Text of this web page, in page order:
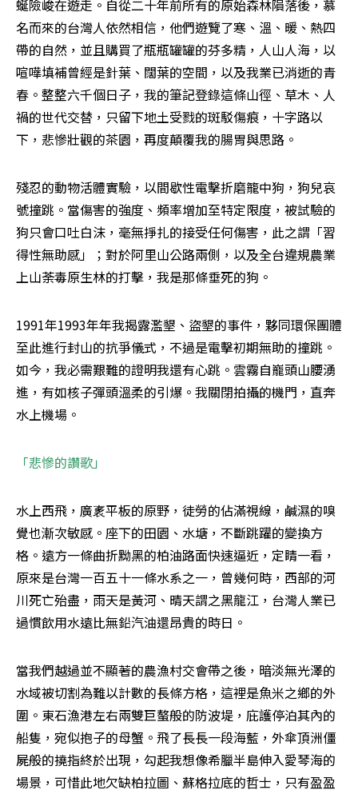
蜒險峻在遊走。自從二十年前所有的原始森林隕落後，慕
名而來的台灣人依然相信，他們遊覽了寒、溫、暖、熱四
帶的自然，並且購買了瓶瓶罐罐的芬多精，人山人海，以
喧嘩填補曾經是針葉、闊葉的空間，以及我業已消逝的青
春。整整六千個日子，我的筆記登錄這條山徑、草木、人
禍的世代交替，只留下地土受戮的斑駁傷痕，十字路以
下，悲慘壯觀的茶園，再度顛覆我的腸胃與思路。
殘忍的動物活體實驗，以間歇性電擊折磨籠中狗，狗兒哀
號撞跳。當傷害的強度、頻率增加至特定限度，被試驗的
狗只會口吐白沫，毫無掙扎的接受任何傷害，此之謂「習
得性無助感」；對於阿里山公路兩側，以及全台違規農業
上山荼毒原生林的打擊，我是那條垂死的狗。
1991年1993年年我揭露濫墾、盜墾的事件，夥同環保團體
至此進行封山的抗爭儀式，不過是電擊初期無助的撞跳。
如今，我必需艱難的證明我還有心跳。雲霧自巃頭山腰湧
進，有如核子彈頭溫柔的引爆。我關閉拍攝的機門，直奔
水上機場。
「悲慘的讚歌」
水上西飛，廣袲平板的原野，徒勞的佔滿視線，鹹濕的嗅
覺也漸次敏感。座下的田園、水塘，不斷跳躍的變換方
格。遠方一條曲折黝黑的柏油路面快速逼近，定睛一看，
原來是台灣一百五十一條水系之一，曾幾何時，西部的河
川死亡殆盡，雨天是黃河、晴天謂之黑龍江，台灣人業已
過慣飲用水遠比無鉛汽油還昂貴的時日。
當我們越過並不顯著的農漁村交會帶之後，暗淡無光澤的
水域被切割為難以計數的長條方格，這裡是魚米之鄉的外
圍。東石漁港左右兩雙巨螯般的防波堤，庇護停泊其內的
船隻，宛似抱子的母蟹。飛了長長一段海藍，外傘頂洲僵
屍般的撓指終於出現，勾起我想像希臘半島伸入愛琴海的
場景，可惜此地欠缺柏拉圖、蘇格拉底的哲士，只有盈盈